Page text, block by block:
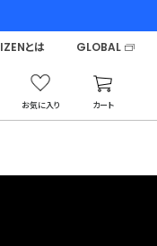
お気に入り カート
とは GLOBAL